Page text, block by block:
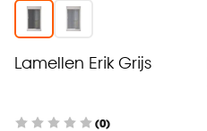
Lamellen Erik Grijs
(0)